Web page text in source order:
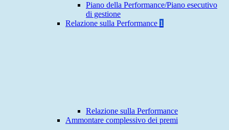
Piano della Performance/Piano esecutivo
di gestione
Relazione sulla Performance 1
Relazione sulla Performance
Ammontare complessivo dei premi